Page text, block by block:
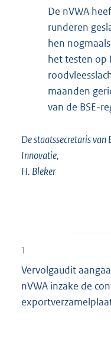
De nVWA
runderen
hen
het testen op
maanden
van de BSE-
De staatssecretaris van
Innovatie,
H. Bleker
1
Vervolgaudit
nVWA inzake de